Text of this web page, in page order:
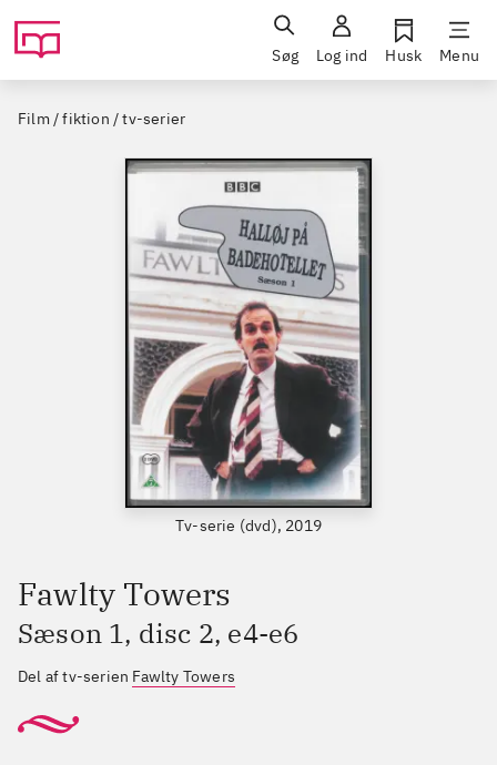
Søg Log ind Husk Menu
Film / fiktion / tv-serier
Tv-serie (dvd), 2019
Fawlty Towers
Sæson 1, disc 2, e4-e6
Del af tv-serien Fawlty Towers